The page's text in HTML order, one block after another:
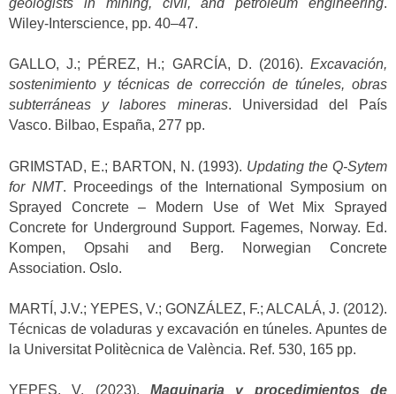
Wiley-Interscience, pp. 40–47.
GALLO, J.; PÉREZ, H.; GARCÍA, D. (2016). Excavación,
sostenimiento y técnicas de corrección de túneles, obras
subterráneas y labores mineras. Universidad del País
Vasco. Bilbao, España, 277 pp.
GRIMSTAD, E.; BARTON, N. (1993). Updating the Q-Sytem
for NMT. Proceedings of the International Symposium on
Sprayed Concrete – Modern Use of Wet Mix Sprayed
Concrete for Underground Support. Fagemes, Norway. Ed.
Kompen, Opsahi and Berg. Norwegian Concrete
Association. Oslo.
MARTÍ, J.V.; YEPES, V.; GONZÁLEZ, F.; ALCALÁ, J. (2012).
Técnicas de voladuras y excavación en túneles. Apuntes de
la Universitat Politècnica de València. Ref. 530, 165 pp.
YEPES, V. (2023). Maquinaria y procedimientos de